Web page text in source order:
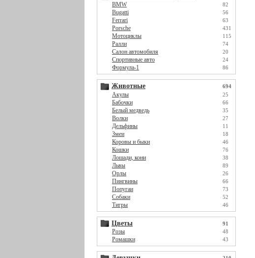
BMW 82
Bugatti 56
Ferrari 63
Porsche 431
Мотоциклы 115
Ралли 74
Салон автомобиля 20
Спортивные авто 24
Формула-1 86
Животные 694
Акулы 25
Бабочки 66
Белый медведь 35
Волки 27
Дельфины 11
Змеи 18
Коровы и быки 46
Кошки 76
Лошади, кони 38
Львы 89
Орлы 26
Пингвины 66
Попугаи 73
Собаки 52
Тигры 46
Цветы 91
Розы 48
Ромашки 43